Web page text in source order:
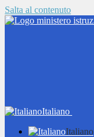
Salta al contenuto
Italiano
Italiano